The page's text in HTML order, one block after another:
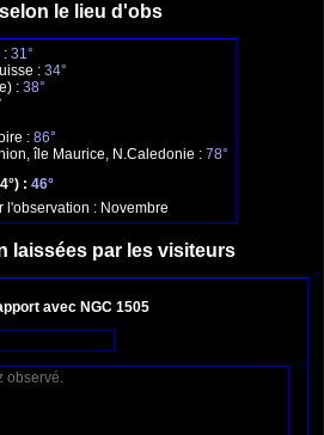
le lieu d'obs
: 31°
: 34°
: 38°
: 86°
île Maurice, N.Caledonie : 78°
: 46°
l'observation : Novembre
laissées par les visiteurs
avec NGC 1505